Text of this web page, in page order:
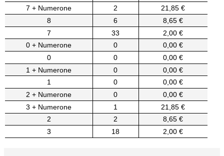
7 + Numerone
2
21,85 €
8
6
8,65 €
7
33
2,00 €
0 + Numerone
0
0,00 €
0
0
0,00 €
1 + Numerone
0
0,00 €
1
0
0,00 €
2 + Numerone
0
0,00 €
3 + Numerone
1
21,85 €
2
2
8,65 €
3
18 2,00 €